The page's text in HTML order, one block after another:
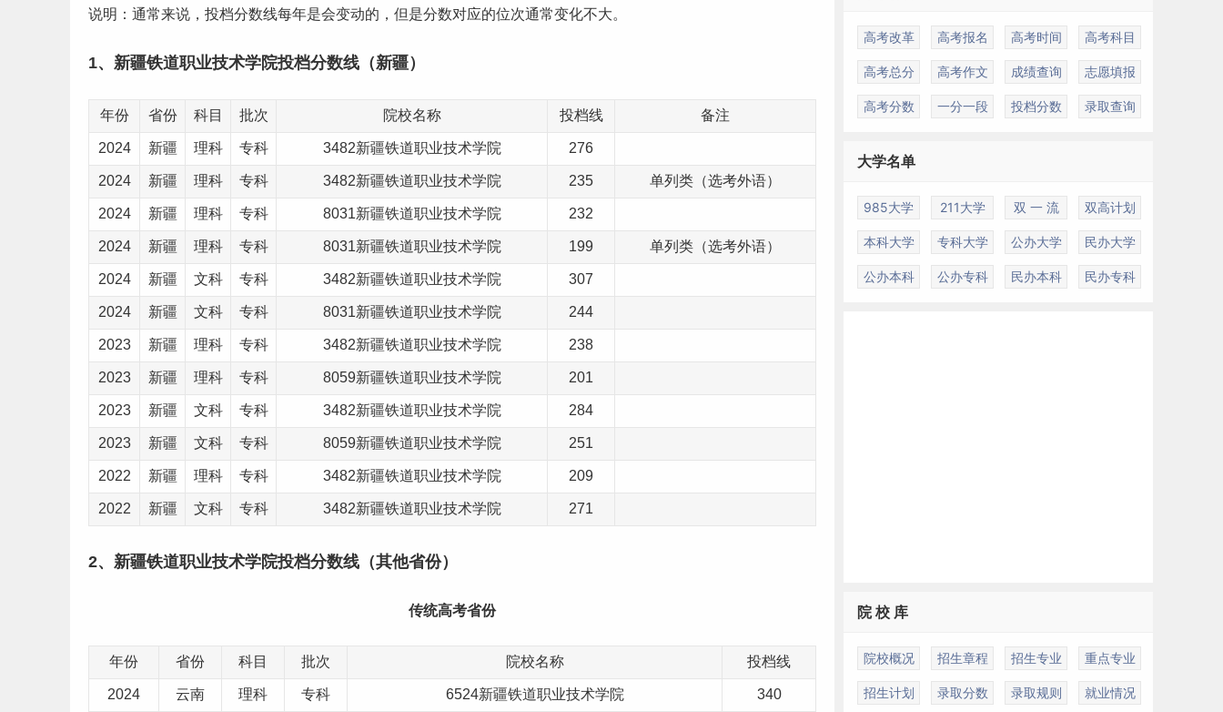
说明：通常来说，投档分数线每年是会变动的，但是分数对应的位次通常变化不大。
1、新疆铁道职业技术学院投档分数线（新疆）
年份 省份 科目 批次 院校名称 投档线 备注
2024 新疆 理科 专科 3482新疆铁道职业技术学院 276
2024 新疆 理科 专科 3482新疆铁道职业技术学院 235 单列类（选考外语）
2024 新疆 理科 专科 8031新疆铁道职业技术学院 232
2024 新疆 理科 专科 8031新疆铁道职业技术学院 199 单列类（选考外语）
2024 新疆 文科 专科 3482新疆铁道职业技术学院 307
2024 新疆 文科 专科 8031新疆铁道职业技术学院 244
2023 新疆 理科 专科 3482新疆铁道职业技术学院 238
2023 新疆 理科 专科 8059新疆铁道职业技术学院 201
2023 新疆 文科 专科 3482新疆铁道职业技术学院 284
2023 新疆 文科 专科 8059新疆铁道职业技术学院 251
2022 新疆 理科 专科 3482新疆铁道职业技术学院 209
2022 新疆 文科 专科 3482新疆铁道职业技术学院 271
2、新疆铁道职业技术学院投档分数线（其他省份）
传统高考省份
年份 省份 科目 批次 院校名称 投档线
2024 云南 理科 专科 6524新疆铁道职业技术学院 340
高考改革 高考报名 高考时间 高考科目
高考总分 高考作文 成绩查询 志愿填报
高考分数 一分一段 投档分数 录取查询
大学名单
985大学 211大学 双 一 流 双高计划
本科大学 专科大学 公办大学 民办大学
公办本科 公办专科 民办本科 民办专科
院 校 库
院校概况 招生章程 招生专业 重点专业
招生计划 录取分数 录取规则 就业情况